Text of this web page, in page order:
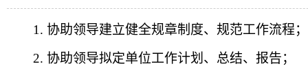
1. 协助领导建立健全规章制度、规范工作流程；
2. 协助领导拟定单位工作计划、总结、报告；